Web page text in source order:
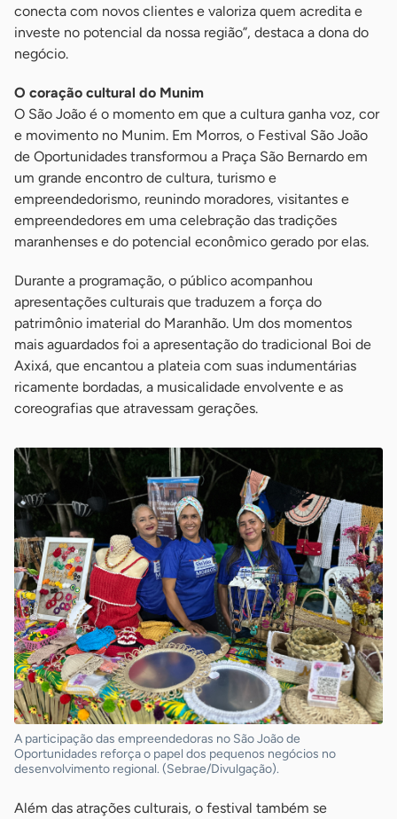
conecta com novos clientes e valoriza quem acredita e
investe no potencial da nossa região”, destaca a dona do
negócio.
O coração cultural do Munim
O São João é o momento em que a cultura ganha voz, cor
e movimento no Munim. Em Morros, o Festival São João
de Oportunidades transformou a Praça São Bernardo em
um grande encontro de cultura, turismo e
empreendedorismo, reunindo moradores, visitantes e
empreendedores em uma celebração das tradições
maranhenses e do potencial econômico gerado por elas.
Durante a programação, o público acompanhou
apresentações culturais que traduzem a força do
patrimônio imaterial do Maranhão. Um dos momentos
mais aguardados foi a apresentação do tradicional Boi de
Axixá, que encantou a plateia com suas indumentárias
ricamente bordadas, a musicalidade envolvente e as
coreografias que atravessam gerações.
A participação das empreendedoras no São João de
Oportunidades reforça o papel dos pequenos negócios no
desenvolvimento regional. (Sebrae/Divulgação).
Além das atrações culturais, o festival também se